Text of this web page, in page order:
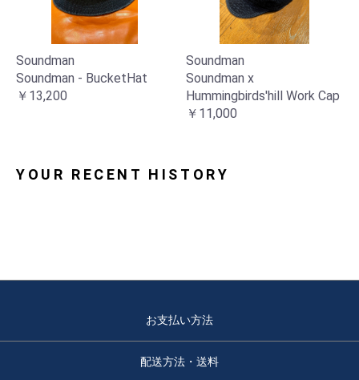
Soundman
Soundman - BucketHat
￥13,200
Soundman
Soundman x
Hummingbirds'hill Work Cap
￥11,000
カートへ進む
YOUR RECENT HISTORY
お支払い方法
配送方法・送料